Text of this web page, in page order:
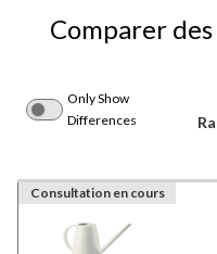
Comparer
Only Show
Differences
Consultation en cours